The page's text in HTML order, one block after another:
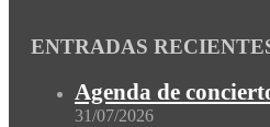
ENTRADAS
Agenda de
31/07/2026